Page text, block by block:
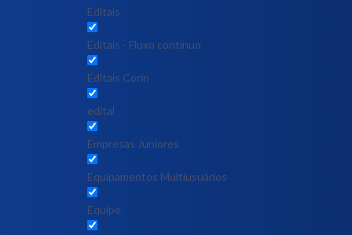
Editais
Editais - Fluxo contínuo
Editais Corin
edital
Empresas Juniores
Equipamentos Multiusuários
Equipe